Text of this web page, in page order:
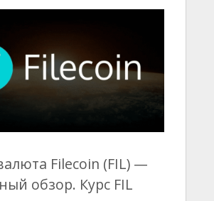
Filecoin (FIL) —
обзор. Курс FIL